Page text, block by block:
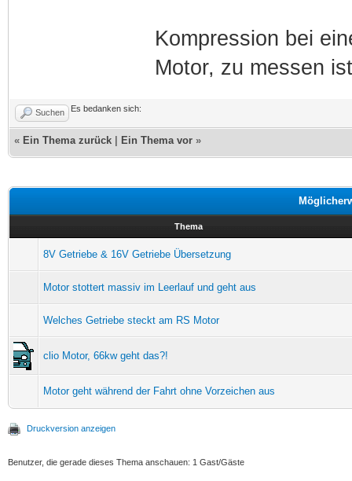
Kompression bei
Motor, zu messen
Suchen Es bedanken sich:
« Ein Thema zurück Ein Thema vor »
Thema
8V Getriebe & 16V Getriebe Übersetzung
Motor stottert massiv im Leerlauf und geht aus
Welches Getriebe steckt am RS Motor
clio Motor, 66kw geht das?!
Motor geht während der Fahrt ohne Vorzeichen aus
Druckversion anzeigen
Benutzer, die gerade dieses Thema anschauen: 1 Gast/Gäste